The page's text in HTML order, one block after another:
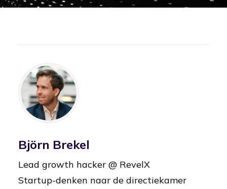
Björn Brekel
Lead growth hacker @ RevelX
Startup-denken naar de directiekamer